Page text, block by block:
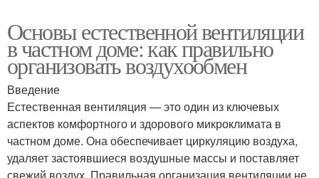
Основы естественной вентиляции
в частном доме: как правильно
организовать воздухообмен
Введение
Естественная вентиляция — это один из ключевых
аспектов комфортного и здорового микроклимата в
частном доме. Она обеспечивает циркуляцию воздуха,
удаляет застоявшиеся воздушные массы и поставляет
свежий воздух. Правильная организация вентиляции не